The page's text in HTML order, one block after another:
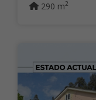
290 m2